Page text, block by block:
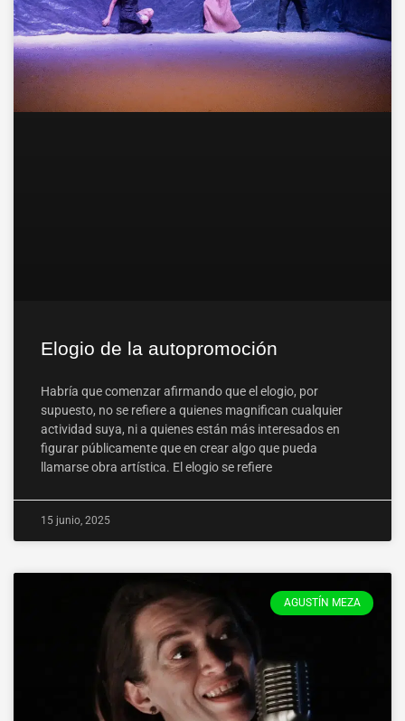
Elogio de la autopromoción
Habría que comenzar afirmando que el elogio, por
supuesto, no se refiere a quienes magnifican cualquier
actividad suya, ni a quienes están más interesados en
figurar públicamente que en crear algo que pueda
llamarse obra artística. El elogio se refiere
15 junio, 2025
AGUSTÍN MEZA